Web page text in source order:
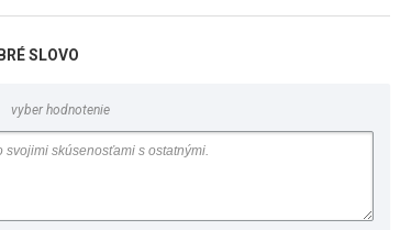
SLOVO
vyber hodnotenie